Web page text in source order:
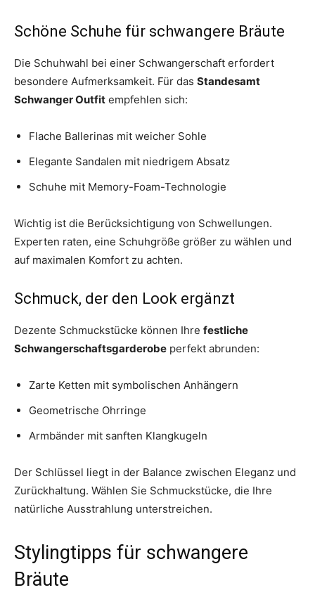
Schöne Schuhe für schwangere Bräute
Die Schuhwahl bei einer Schwangerschaft erfordert
besondere Aufmerksamkeit. Für das Standesamt
Schwanger Outfit empfehlen sich:
Flache Ballerinas mit weicher Sohle
Elegante Sandalen mit niedrigem Absatz
Schuhe mit Memory-Foam-Technologie
Wichtig ist die Berücksichtigung von Schwellungen.
Experten raten, eine Schuhgröße größer zu wählen und
auf maximalen Komfort zu achten.
Schmuck, der den Look ergänzt
Dezente Schmuckstücke können Ihre festliche
Schwangerschaftsgarderobe perfekt abrunden:
Zarte Ketten mit symbolischen Anhängern
Geometrische Ohrringe
Armbänder mit sanften Klangkugeln
Der Schlüssel liegt in der Balance zwischen Eleganz und
Zurückhaltung. Wählen Sie Schmuckstücke, die Ihre
natürliche Ausstrahlung unterstreichen.
Stylingtipps für schwangere
Bräute